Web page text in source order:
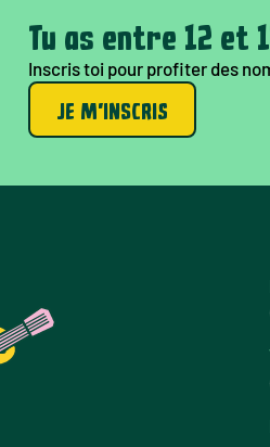
Tu as entre 12 et
Inscris toi pour profiter des
JE M'INSCRIS